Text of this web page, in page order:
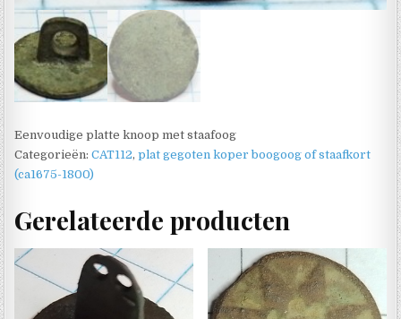
Eenvoudige platte knoop met staafoog
Categorieën:CAT112,plat gegoten koper boogoog of staafkort
(ca1675-1800)
Gerelateerde producten